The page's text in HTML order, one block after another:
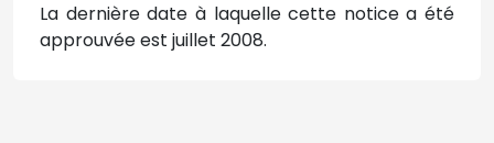
La dernière date à laquelle cette notice a été
approuvée est juillet 2008.